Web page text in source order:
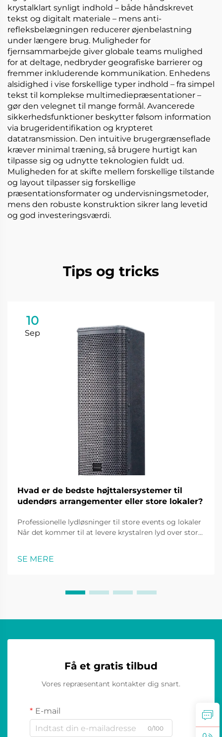
krystalklart synligt indhold – både håndskrevet
tekst og digitalt materiale – mens anti-
refleksbelægningen reducerer øjenbelastning
under længere brug. Muligheder for
fjernsammarbejde giver globale teams mulighed
for at deltage, nedbryder geografiske barrierer og
fremmer inkluderende kommunikation. Enhedens
alsidighed i vise forskellige typer indhold – fra simpel
tekst til komplekse multimediepræsentationer –
gør den velegnet til mange formål. Avancerede
sikkerhedsfunktioner beskytter følsom information
via brugeridentifikation og krypteret
datatransmission. Den intuitive brugergrænseflade
kræver minimal træning, så brugere hurtigt kan
tilpasse sig og udnytte teknologien fuldt ud.
Muligheden for at skifte mellem forskellige tilstande
og layout tilpasser sig forskellige
præsentationsformater og undervisningsmetoder,
mens den robuste konstruktion sikrer lang levetid
og god investeringsværdi.
Tips og tricks
10
Sep
Hvad er de bedste højttalersystemer til
udendørs arrangementer eller store lokaler?
Professionelle lydløsninger til store events og lokaler
Når det kommer til at levere krystalren lyd over store
lydoplevelse. Fra musikfestivaler og sport...
SE MERE
Få et gratis tilbud
Vores repræsentant kontakter dig snart.
E-mail
0/100